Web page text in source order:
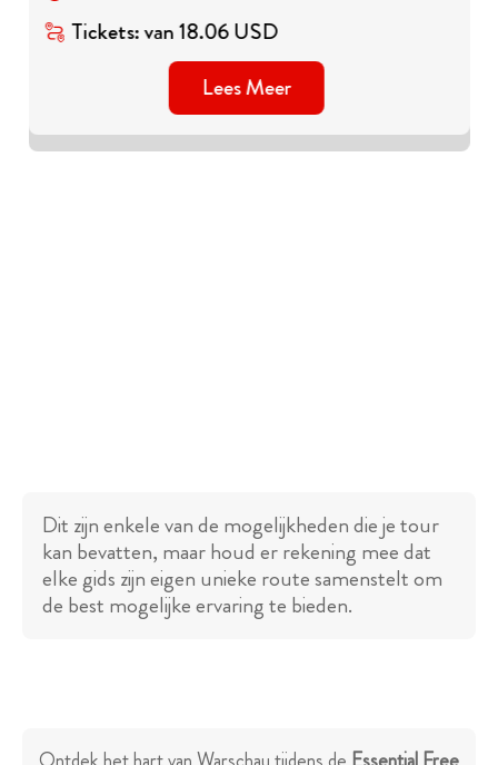
Tickets:van18.06USD
Lees Meer
Dit zijn enkele van de mogelijkheden die je tour
kan bevatten, maar houd er rekening mee dat
elke gids zijn eigen unieke route samenstelt om
de best mogelijke ervaring te bieden.